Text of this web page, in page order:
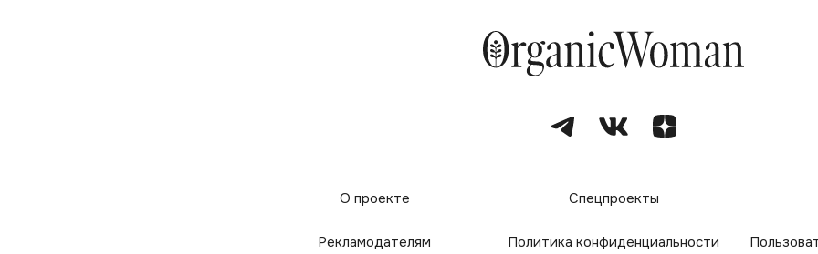
О проекте Спецпроекты
Рекламодателям Политика конфиденциальности